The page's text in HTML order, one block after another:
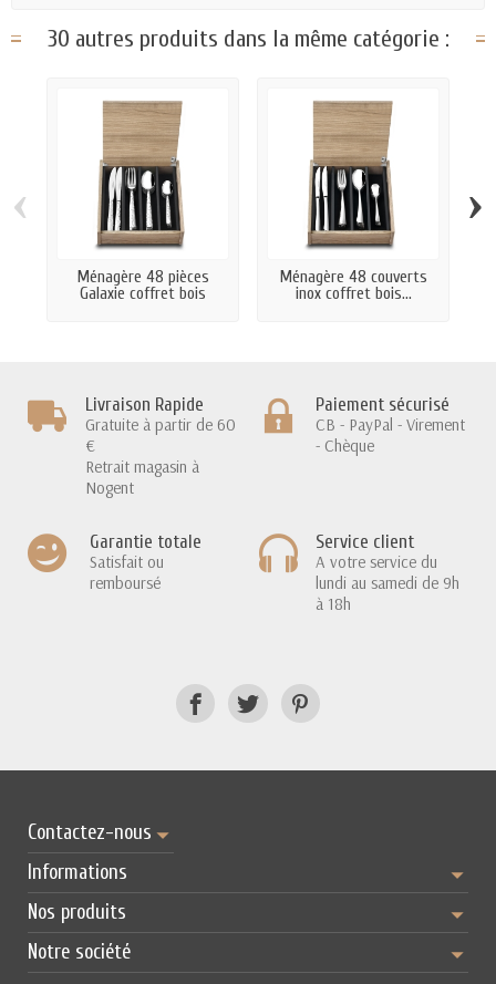
30 autres produits dans la même catégorie :
Ménagère 48 pièces
Galaxie coffret bois
Ménagère 48 couverts
inox coffret bois...
‹ ›
Livraison Rapide
Gratuite à partir de 60
€
Retrait magasin à
Nogent
Paiement sécurisé
CB - PayPal - Virement
- Chèque
Garantie totale
Satisfait ou
remboursé
Service client
A votre service du
lundi au samedi de 9h
à 18h
Contactez-nous
Informations
Nos produits
Notre société